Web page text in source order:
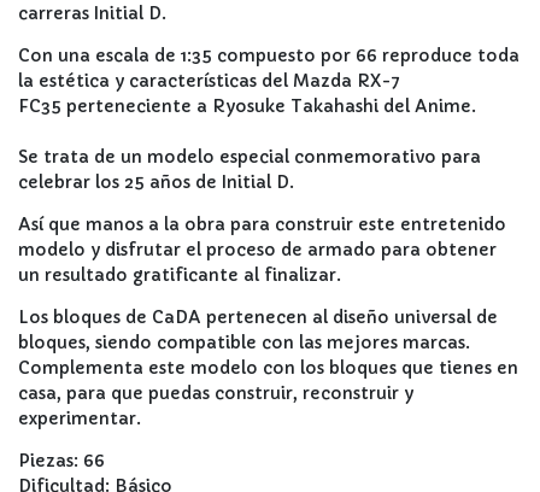
carreras Initial D.
Con una escala de 1:35 compuesto por 66 reproduce toda
la estética y características del Mazda RX-7
FC35 perteneciente a Ryosuke Takahashi del Anime.
Se trata de un modelo especial conmemorativo para
celebrar los 25 años de Initial D.
Así que manos a la obra para construir este entretenido
modelo y disfrutar el proceso de armado para obtener
un resultado gratificante al finalizar.
Los bloques de CaDA pertenecen al diseño universal de
bloques, siendo compatible con las mejores marcas.
Complementa este modelo con los bloques que tienes en
casa, para que puedas construir, reconstruir y
experimentar.
Piezas: 66
Dificultad: Básico